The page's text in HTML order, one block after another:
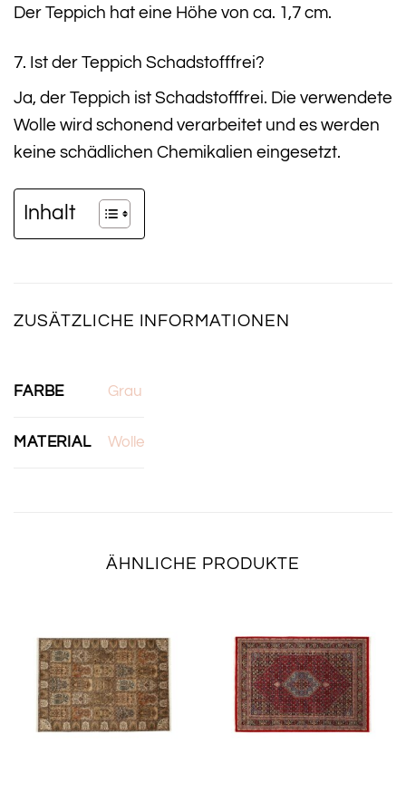
Der Teppich hat eine Höhe von ca. 1,7 cm.
7. Ist der Teppich Schadstofffrei?
Ja, der Teppich ist Schadstofffrei. Die verwendete
Wolle wird schonend verarbeitet und es werden
keine schädlichen Chemikalien eingesetzt.
Inhalt
ZUSÄTZLICHE INFORMATIONEN
FARBE Grau
MATERIAL Wolle
ÄHNLICHE PRODUKTE